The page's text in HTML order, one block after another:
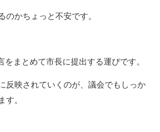
のかちょっと不安です。
をまとめて市長に提出する運びです。
反映されていくのが、議会でもしっか
す。